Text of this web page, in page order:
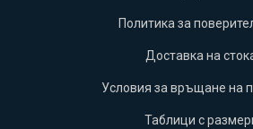
Политика за
Доставка на
Условия за връщане на
Таблици с